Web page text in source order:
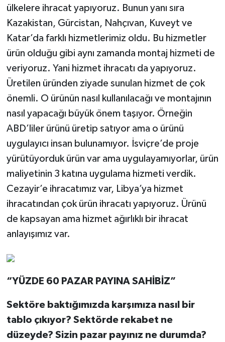
ülkelere ihracat yapıyoruz. Bunun yanı sıra
Kazakistan, Gürcistan, Nahçıvan, Kuveyt ve
Katar’da farklı hizmetlerimiz oldu. Bu hizmetler
ürün olduğu gibi aynı zamanda montaj hizmeti de
veriyoruz. Yani hizmet ihracatı da yapıyoruz.
Üretilen üründen ziyade sunulan hizmet de çok
önemli. O ürünün nasıl kullanılacağı ve montajının
nasıl yapacağı büyük önem taşıyor. Örneğin
ABD’liler ürünü üretip satıyor ama o ürünü
uygulayıcı insan bulunamıyor. İsviçre’de proje
yürütüyorduk ürün var ama uygulayamıyorlar, ürün
maliyetinin 3 katına uygulama hizmeti verdik.
Cezayir’e ihracatımız var, Libya’ya hizmet
ihracatından çok ürün ihracatı yapıyoruz. Ürünü
de kapsayan ama hizmet ağırlıklı bir ihracat
anlayışımız var.
“YÜZDE 60 PAZAR PAYINA SAHİBİZ”
Sektöre baktığımızda karşımıza nasıl bir
tablo çıkıyor? Sektörde rekabet ne
düzeyde? Sizin pazar payınız ne durumda?